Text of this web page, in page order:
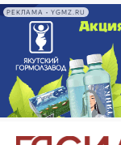
РЕКЛАМА • YGMZ.RU